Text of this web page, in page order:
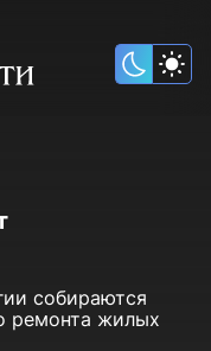
собираются
ремонта жилых